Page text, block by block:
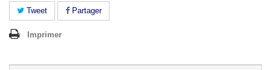
Tweet Partager
Imprimer